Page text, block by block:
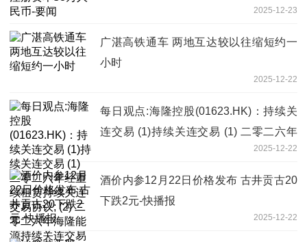
2025-12-23
广湛高铁通车 两地互达较以往缩短约一
小时
2025-12-22
每日观点:海隆控股(01623.HK)：持续关
连交易 (1)持续关连交易 (1) 二零二六年
经重续租赁持续关连交易协议; (2) 二零二
六年海隆能源持续关连交易协议; 及关连
交易 (3) 隆视投资修订协议; 及 (4) 二零二
六年第一次股东特别大会通告内容摘要
2025-12-22
酒价内参12月22日价格发布 古井贡古20
下跌2元-快播报
2025-12-22